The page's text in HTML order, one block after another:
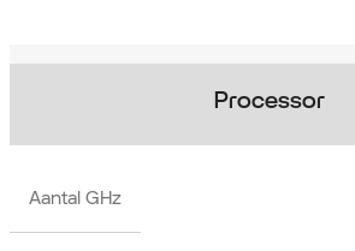
Processor
Aantal GHz